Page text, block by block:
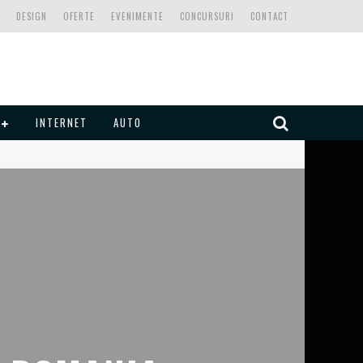
CONTACT
CONCURSURI
EVENIMENTE
OFERTE
DESIGN
INTERNET AUTO